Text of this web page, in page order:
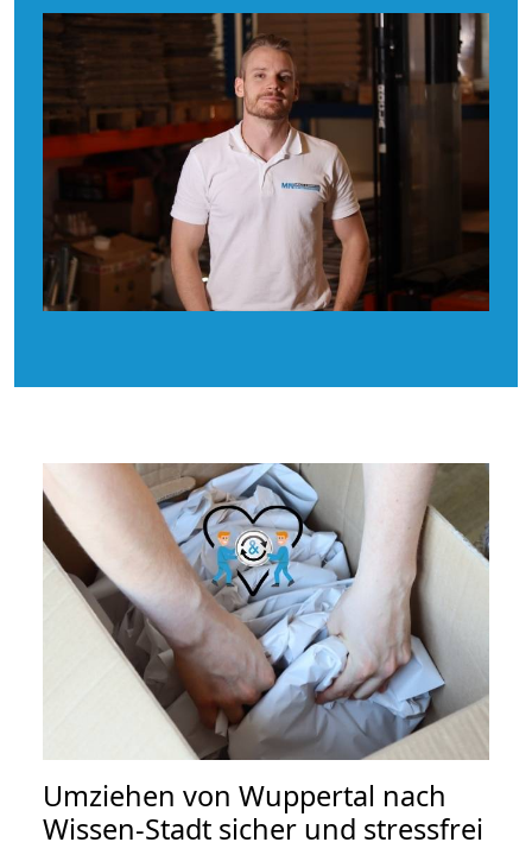
Umziehen von Wuppertal nach
Wissen-Stadt sicher und stressfrei